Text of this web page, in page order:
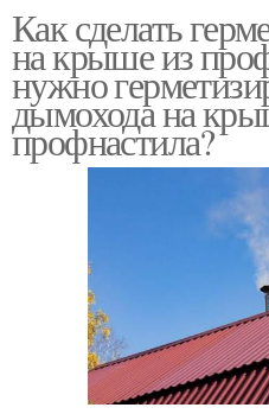
Как сделать
на крыше из
нужно
дымохода на
профнастила?